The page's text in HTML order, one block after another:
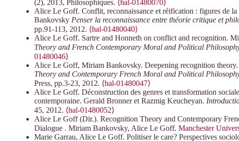
(2), 2013, Philosophiques. ⟨hal-01480070⟩
Alice Le Goff. Conflit, reconnaissance et réification : figures de
Bankovsky Penser la reconnaissance entre théorie critique et
pp.91-113, 2012. ⟨hal-01480040⟩
Alice Le Goff. Sartre and Honneth on conflict and recognition.
Theory and French Contemporary Moral and Political
01480046⟩
Alice Le Goff, Miriam Bankovsky. Deepening recognition
Theory and Contemporary French Moral and Political
Press, pp.3-23, 2012. ⟨hal-01480047⟩
Alice Le Goff. Déconstruction des genres et transformation
contemporaine. Gerald Bronner et Razmig Keucheyan.
45, 2012. ⟨hal-01480052⟩
Alice Le Goff (Dir.). Recognition Theory and Contemporary
Dialogue . Miriam Bankovsky, Alice Le Goff. Manchester
Marie Garrau, Alice Le Goff. Politiser le care? Perspectives